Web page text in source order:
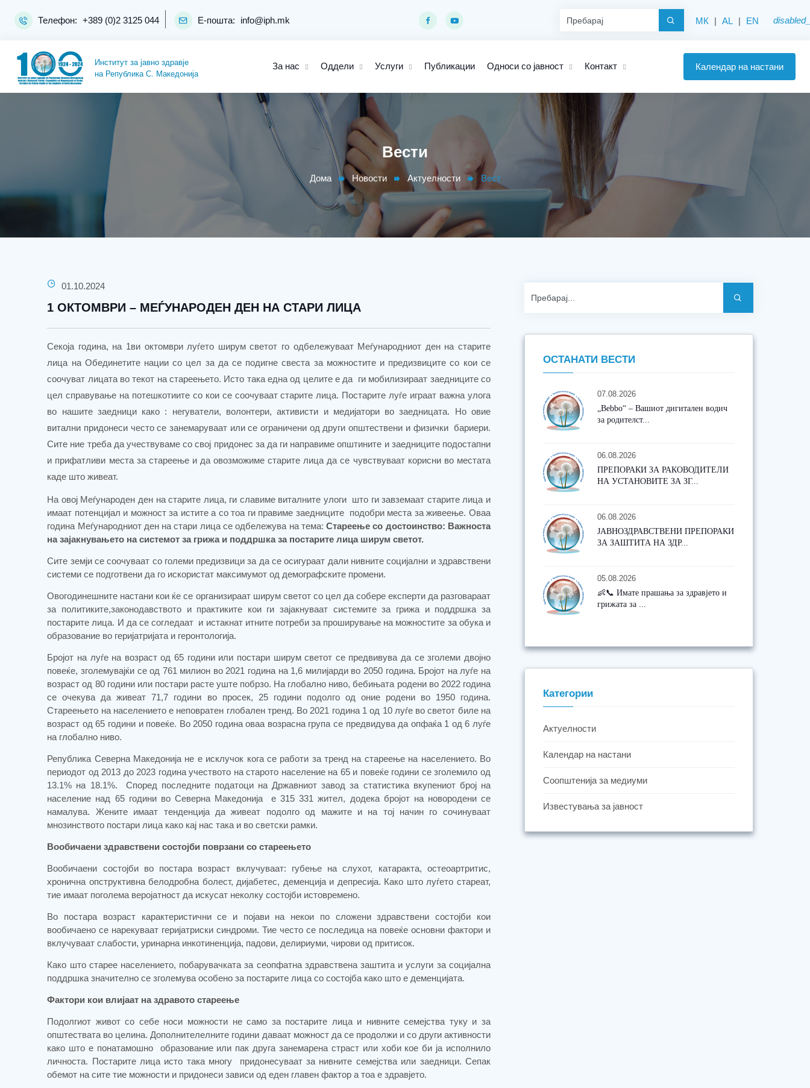
Телефон: +389 (0)2 3125 044 Е-пошта: info@iph.mk МК | AL | EN
Институт за јавно здравје
на Република С. Македонија
За нас Оддели Услуги Публикации Односи со јавност Контакт Календар на настани
Вести
Дома Новости Актуелности Вест
01.10.2024
1 ОКТОМВРИ – МЕЃУНАРОДЕН ДЕН НА СТАРИ ЛИЦА
Секоја година, на 1ви октомври луѓето ширум светот го одбележуваат Меѓународниот ден на старите
лица на Обединетите нации со цел за да се подигне свеста за можностите и предизвиците со кои се
соочуват лицата во текот на стареењето. Исто така една од целите е да ги мобилизираат заедниците со
цел справување на потешкотиите со кои се соочуваат старите лица. Постарите луѓе играат важна улога
во нашите заедници како : негуватели, волонтери, активисти и медијатори во заедницата. Но овие
витални придонеси често се занемаруваат или се ограничени од други општествени и физички бариери.
Сите ние треба да учествуваме со свој придонес за да ги направиме општините и заедниците подостапни
и прифатливи места за стареење и да овозможиме старите лица да се чувствуваат корисни во местата
каде што живеат.
На овој Меѓународен ден на старите лица, ги славиме виталните улоги што ги завземаат старите лица и
имаат потенцијал и можност за иститеа со тоа ги правиме заедниците подобри места за живеење. Оваа
година Меѓународниот ден на стари лица се одбележува на тема:Стареење со достоинство: Важноста
на зајакнувањето на системот за грижа и поддршка за постарите лица ширум светот.
Сите земји се соочуваат со големи предизвици за да се осигураат дали нивните социјални и здравствени
системи се подготвени да го искористат максимумот од демографските промени.
Овогодинешните настани кои ќе се организираат ширум светот со цел да собере експерти да разговараат
за политиките,законодавството и практиките кои ги зајакнуваат системите за грижа и поддршка за
постарите лица. И да се согледаат и истакнат итните потреби за проширување на можностите за обука и
образование во геријатријата и геронтологија.
Бројот на луѓе на возраст од 65 години или постари ширум светот се предвивува да се зголеми двојно
повеќе, зголемувајќи се од 761 милион во 2021 година на 1,6 милијарди во 2050 година. Бројот на луѓе на
возраст од 80 години или постари расте уште побрзо. На глобално ниво, бебињата родени во 2022 година
се очекува да живеат 71,7 години во просек, 25 години подолго од оние родени во 1950 година.
Стареењето на населението е неповратен глобален тренд. Во 2021 година 1 од 10 луѓе во светот биле на
возраст од 65 години и повеќе. Во 2050 година оваа возрасна група се предвидува да опфаќа 1 од 6 луѓе
на глобално ниво.
Република Северна Македонија не е исклучок кога се работи за тренд на стареење на населението. Во
периодот од 2013 до 2023 година учеството на старото население на 65 и повеќе години се зголемило од
13.1% на 18.1%.
Според последните податоци на Државниот завод за статистика вкупениот број на
население над 65 години во Северна Македонија
е 315 331 жител, додека бројот на новородени се
намалува. Жените имаат тенденција да живеат подолго од мажите и на тој начин го сочинуваат
мнозинството постари лица како кај нас така и во светски рамки.
Вообичаени здравствени состојби поврзани со стареењето
Вообичаени состојби во постара возраст вклучуваат: губење на слухот, катаракта, остеоартритис,
хронична опструктивна белодробна болест, дијабетес, деменција и депресија. Како што луѓето стареат,
тие имаат поголема веројатност да искусат неколку состојби истовремено.
Во постара возраст карактеристични се и појави на некои по сложени здравствени состојби кои
вообичаено се нарекуваат геријатриски синдроми. Тие често се последица на повеќе основни фактори и
вклучуваат слабости, уринарна инкотиненција, падови, делириуми, чирови од притисок.
Како што старее населението, побарувачката за сеопфатна здравствена заштита и услуги за социјална
поддршка значително се зголемува особено за постарите лица со состојба како што е деменцијата.
Фактори кои влијаат на здравото стареење
Подолгиот живот со себе носи можности не само за постарите лица и нивните семејства туку и за
општествата во целина. Дополнителелните години даваат можност да се продолжи и со други активности
како што е понатамошно
образование или пак друга занемарена страст или хоби кое би ја исполнило
личноста. Постарите лица исто така многу
придонесуваат за нивните семејства или заедници. Сепак
обемот на сите тие можности и придонеси зависи од еден главен фактор а тоа е здравјето.
ОСТАНАТИ ВЕСТИ
07.08.2026
„Bebbo“ – Вашиот дигитален водич
за родителст...
06.08.2026
ПРЕПОРАКИ ЗА РАКОВОДИТЕЛИ
НА УСТАНОВИТЕ ЗА ЗГ...
06.08.2026
ЈАВНОЗДРАВСТВЕНИ ПРЕПОРАКИ
ЗА ЗАШТИТА НА ЗДР...
05.08.2026
👶📞 Имате прашања за здравјето и
грижата за ...
Категории
Актуелности
Календар на настани
Соопштенија за медиуми
Известувања за јавност